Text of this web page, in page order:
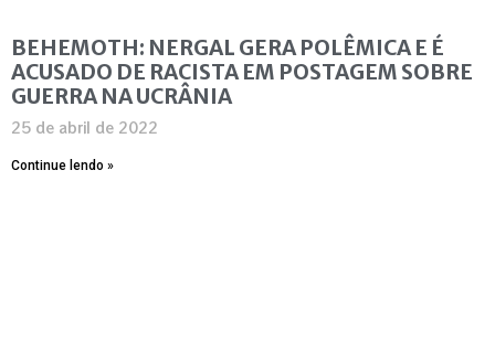
BEHEMOTH: NERGAL GERA POLÊMICA E É
ACUSADO DE RACISTA EM POSTAGEM SOBRE
GUERRA NA UCRÂNIA
25 de abril de 2022
Continue lendo »